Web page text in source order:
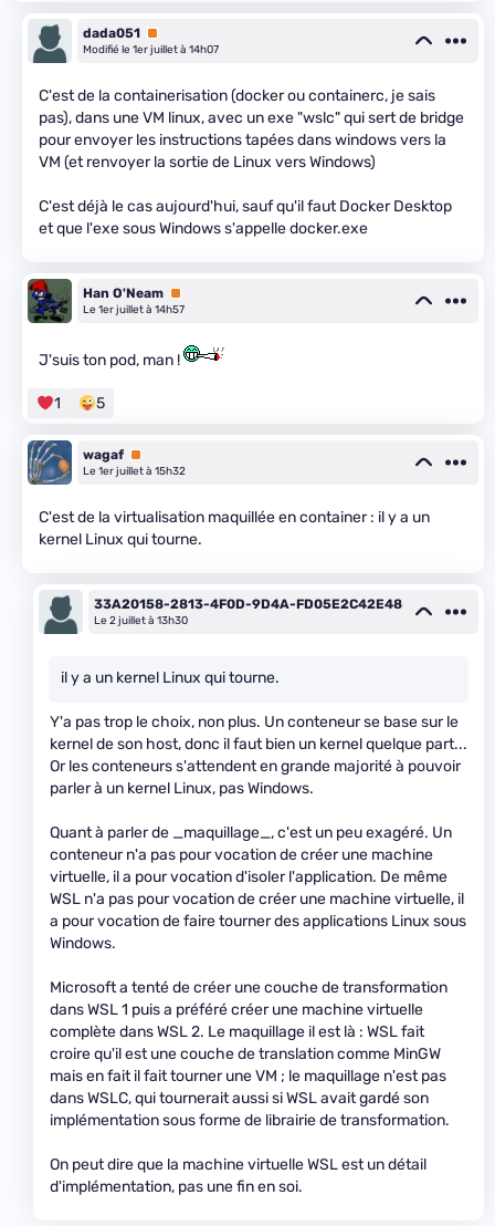
dada051 Premium
Modifié le 1er juillet à 14h07
C'est de la containerisation (docker ou containerc, je sais
pas), dans une VM linux, avec un exe "wslc" qui sert de bridge
pour envoyer les instructions tapées dans windows vers la
VM (et renvoyer la sortie de Linux vers Windows)
C'est déjà le cas aujourd'hui, sauf qu'il faut Docker Desktop
et que l'exe sous Windows s'appelle docker.exe
Han O'Neam Premium
Le 1er juillet à 14h57
J'suis ton pod, man !
1 5
wagaf Premium
Le 1er juillet à 15h32
C'est de la virtualisation maquillée en container : il y a un
kernel Linux qui tourne.
33A20158-2813-4F0D-9D4A-FD05E2C42E48
Le 2 juillet à 13h30
il y a un kernel Linux qui tourne.
Y'a pas trop le choix, non plus. Un conteneur se base sur le
kernel de son host, donc il faut bien un kernel quelque part...
Or les conteneurs s'attendent en grande majorité à pouvoir
parler à un kernel Linux, pas Windows.
Quant à parler de _maquillage_, c'est un peu exagéré. Un
conteneur n'a pas pour vocation de créer une machine
virtuelle, il a pour vocation d'isoler l'application. De même
WSL n'a pas pour vocation de créer une machine virtuelle, il
a pour vocation de faire tourner des applications Linux sous
Windows.
Microsoft a tenté de créer une couche de transformation
dans WSL 1 puis a préféré créer une machine virtuelle
complète dans WSL 2. Le maquillage il est là : WSL fait
croire qu'il est une couche de translation comme MinGW
mais en fait il fait tourner une VM ; le maquillage n'est pas
dans WSLC, qui tournerait aussi si WSL avait gardé son
implémentation sous forme de librairie de transformation.
On peut dire que la machine virtuelle WSL est un détail
d'implémentation, pas une fin en soi.